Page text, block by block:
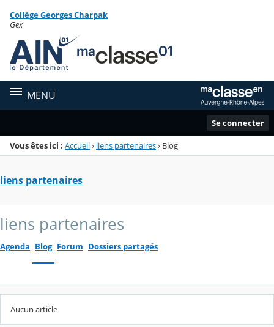
Menu de la rubrique
Contenu
Collège Georges Charpak
Gex
MENU
Se connecter
Vous êtes ici : Accueil› liens partenaires› Blog
liens partenaires
liens partenaires
Agenda Blog Forum Dossiers partagés
Aucun article